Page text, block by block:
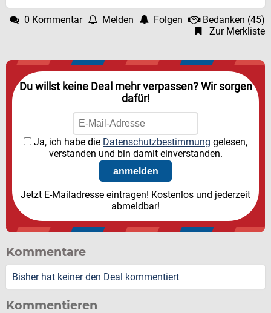
0 Kommentar Melden Folgen Bedanken (45)
Zur Merkliste
Du willst keine Deal mehr verpassen? Wir sorgen
dafür!
Ja, ich habe die Datenschutzbestimmung gelesen,
verstanden und bin damit einverstanden.
Jetzt E-Mailadresse eintragen! Kostenlos und jederzeit
abmeldbar!
Kommentare
Bisher hat keiner den Deal kommentiert
Kommentieren